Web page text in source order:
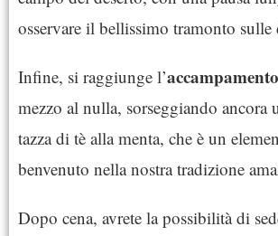
osservare il bellissimo tramonto sulle
Infine, si raggiunge l’
mezzo al nulla, sorseggiando ancora
tazza di tè alla menta, che è un
benvenuto nella nostra tradizione
Dopo cena, avrete la possibilità di